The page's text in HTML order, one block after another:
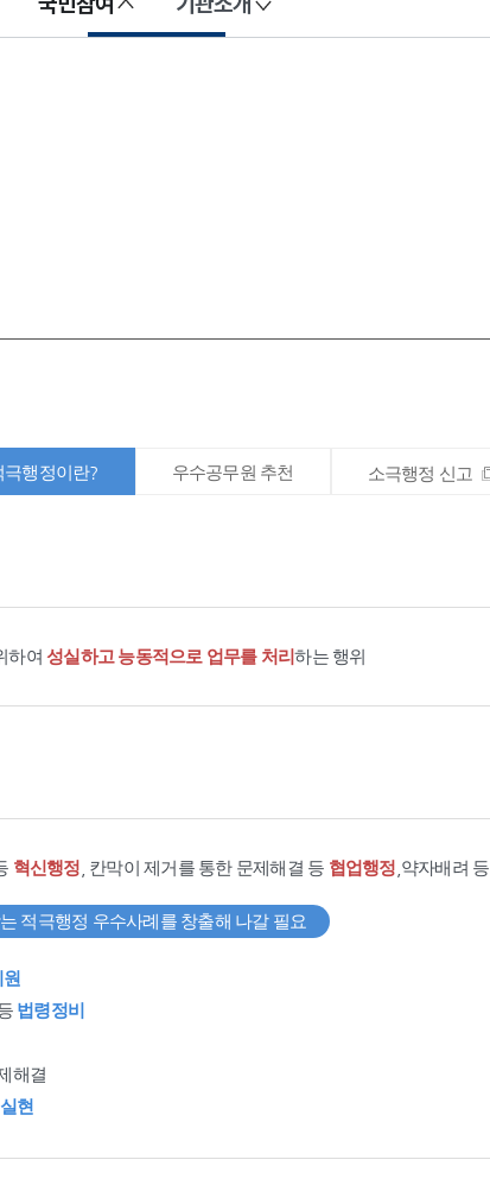
극행정이란? 우수공무원 추천 소극행정 신고
하여 성실하고 능동적으로 업무를 처리하는 행위
혁신행정 , 칸막이 제거를 통한 문제해결 등 협업행정 ,약자배려 등
적극행정 우수사례를 창출해 나갈 필요
법령정비
해결
현